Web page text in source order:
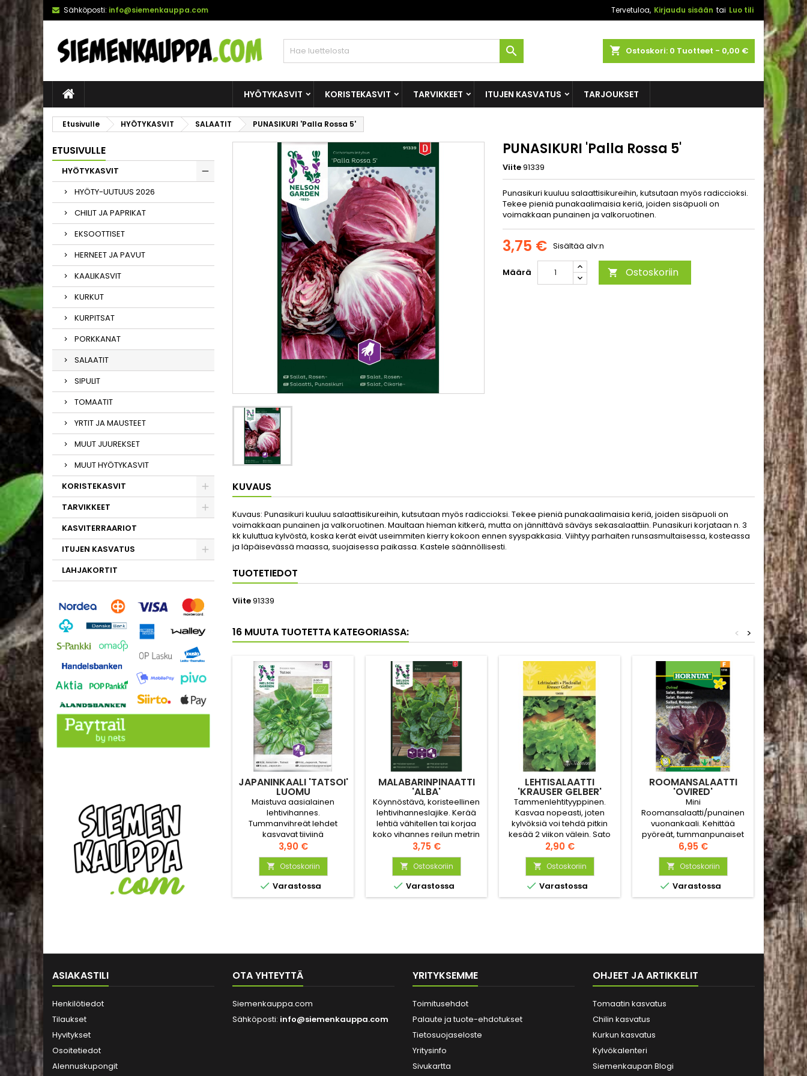
Sähköposti: info@siemenkauppa.com Tervetuloa, Kirjaudu sisään tai Luo tili
shopping_cart Ostoskori: 0 Tuotteet - 0,00 €

HYÖTYKASVIT KORISTEKASVIT TARVIKKEET ITUJEN KASVATUS TARJOUKSET
Etusivulle HYÖTYKASVIT SALAATIT PUNASIKURI 'Palla Rossa 5'
ETUSIVULLE
HYÖTYKASVIT
HYÖTY-UUTUUS 2026
CHILIT JA PAPRIKAT
EKSOOTTISET
HERNEET JA PAVUT
KAALIKASVIT
KURKUT
KURPITSAT
PORKKANAT
SALAATIT
SIPULIT
TOMAATIT
YRTIT JA MAUSTEET
MUUT JUUREKSET
MUUT HYÖTYKASVIT
KORISTEKASVIT
TARVIKKEET
KASVITERRAARIOT
ITUJEN KASVATUS
LAHJAKORTIT
PUNASIKURI 'Palla Rossa 5'
Viite91339
Punasikuri kuuluu salaattisikureihin, kutsutaan myös radiccioksi.
Tekee pieniä punakaalimaisia keriä, joiden sisäpuoli on
voimakkaan punainen ja valkoruotinen.
3,75 € Sisältää alv:n
Määrä  Ostoskoriin
KUVAUS
Kuvaus: Punasikuri kuuluu salaattisikureihin, kutsutaan myös radiccioksi. Tekee pieniä punakaalimaisia keriä, joiden sisäpuoli on
voimakkaan punainen ja valkoruotinen. Maultaan hieman kitkerä, mutta on jännittävä säväys sekasalaattiin. Punasikuri korjataan n. 3
kk kuluttua kylvöstä, koska kerät eivät useimmiten kierry kokoon ennen syyspakkasia. Viihtyy parhaiten runsasmultaisessa, kosteassa
ja läpäisevässä maassa, suojaisessa paikassa. Kastele säännöllisesti.
TUOTETIEDOT
Viite91339
16 MUUTA TUOTETTA KATEGORIASSA: >
<
JAPANINKAALI 'TATSOI'
LUOMU
Maistuva aasialainen
lehtivihannes.
Tummanvihreät lehdet
kasvavat tiiviinä
ruusukkeena. Korjaa satoa
lehti kerrallaan, tai koko
kasvi. 200 siementä.
Hinta
3,90 €
 Ostoskoriin
 Varastossa
MALABARINPINAATTI
'ALBA'
Köynnöstävä, koristeellinen
lehtivihanneslajike. Kerää
lehtiä vähitellen tai korjaa
koko vihannes reilun metrin
korkuisena. Sekä varren
että lehdet voi käyttää
ruoanlaitossa pinaatin
tavoin. Sopii myös gratiiniin,
ja lehdet maustavat
pataruoan.
Hinta
3,75 €
 Ostoskoriin
 Varastossa
LEHTISALAATTI
'KRAUSER GELBER'
Tammenlehtityyppinen.
Kasvaa nopeasti, joten
kylvöksiä voi tehdä pitkin
kesää 2 viikon välein. Sato
kylvöstä noin 40 päivää.
Maukas keväänvihreä
lehtisalaatti.
Hinta
2,90 €
 Ostoskoriin
 Varastossa
ROOMANSALAATTI
'OVIRED'
Mini
Roomansalaatti/punainen
vuonankaali. Kehittää
pyöreät, tummanpunaiset
ja kiinteät lehdet lyhyiden
varsien päähän. Erittäin
vastustuskykyinen härmälle.
Voi kasvaa pitkään
kukkimatta.
Hinta
6,95 €
 Ostoskoriin
 Varastossa
mm.

ASIAKASTILI
Henkilötiedot
Tilaukset
Hyvitykset
Osoitetiedot
Alennuskupongit
OTA YHTEYTTÄ
Siemenkauppa.com
Sähköposti: info@siemenkauppa.com
YRITYKSEMME
Toimitusehdot
Palaute ja tuote-ehdotukset
Tietosuojaseloste
Yritysinfo
Sivukartta
OHJEET JA ARTIKKELIT
Tomaatin kasvatus
Chilin kasvatus
Kurkun kasvatus
Kylvökalenteri
Siemenkaupan Blogi